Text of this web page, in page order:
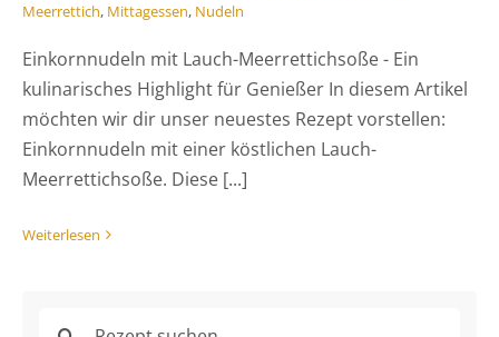
Meerrettich, Mittagessen, Nudeln
Einkornnudeln mit Lauch-Meerrettichsoße - Ein
kulinarisches Highlight für Genießer In diesem Artikel
möchten wir dir unser neuestes Rezept vorstellen:
Einkornnudeln mit einer köstlichen Lauch-
Meerrettichsoße. Diese [...]
Weiterlesen